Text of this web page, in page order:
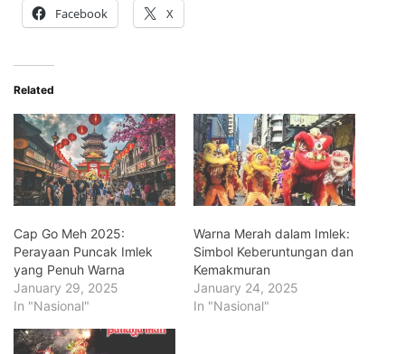
Facebook X
Related
Cap Go Meh 2025:
Perayaan Puncak Imlek
yang Penuh Warna
January 29, 2025
In "Nasional"
Warna Merah dalam Imlek:
Simbol Keberuntungan dan
Kemakmuran
January 24, 2025
In "Nasional"